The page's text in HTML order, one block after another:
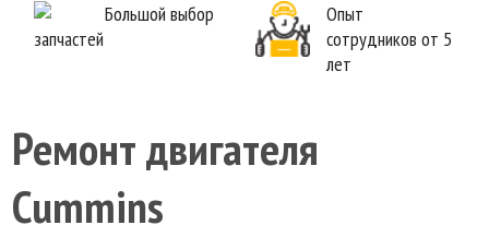
Большой выбор
запчастей
Опыт
сотрудников от 5
лет
Ремонт двигателя
Cummins